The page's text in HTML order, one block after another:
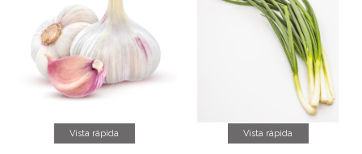
Vista rápida Vista rápida